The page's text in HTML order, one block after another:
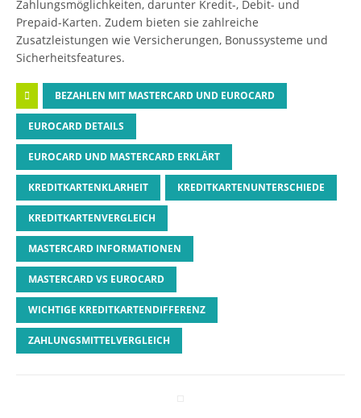
Zahlungsmöglichkeiten, darunter Kredit-, Debit- und
Prepaid-Karten. Zudem bieten sie zahlreiche
Zusatzleistungen wie Versicherungen, Bonussysteme und
Sicherheitsfeatures.
BEZAHLEN MIT MASTERCARD UND EUROCARD
EUROCARD DETAILS
EUROCARD UND MASTERCARD ERKLÄRT
KREDITKARTENKLARHEIT KREDITKARTENUNTERSCHIEDE
KREDITKARTENVERGLEICH
MASTERCARD INFORMATIONEN
MASTERCARD VS EUROCARD
WICHTIGE KREDITKARTENDIFFERENZ
ZAHLUNGSMITTELVERGLEICH